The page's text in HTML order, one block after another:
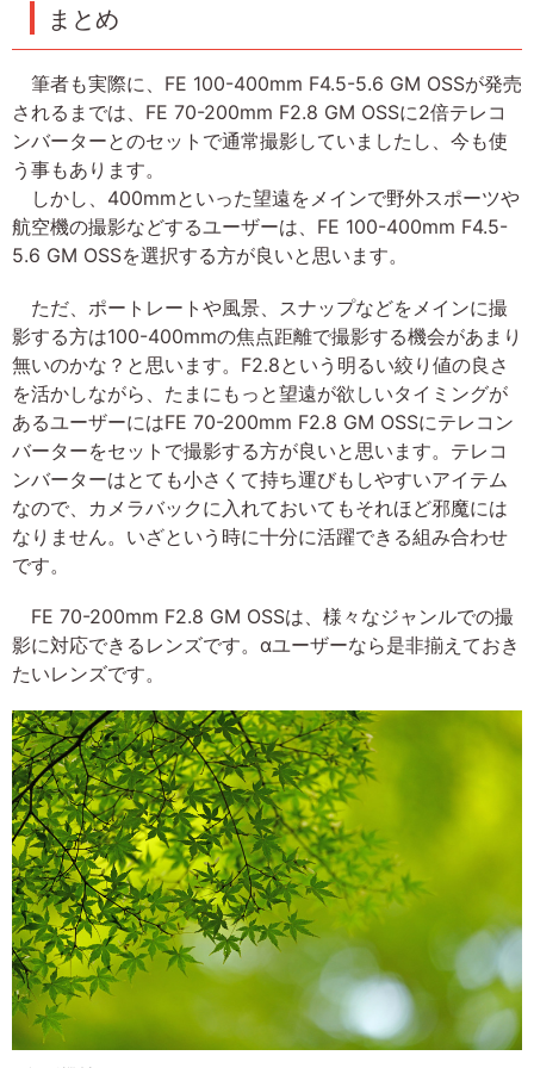
まとめ
筆者も実際に、FE 100-400mm F4.5-5.6 GM OSSが発売
されるまでは、FE 70-200mm F2.8 GM OSSに2倍テレコ
ンバーターとのセットで通常撮影していましたし、今も使
う事もあります。
しかし、400mmといった望遠をメインで野外スポーツや
航空機の撮影などするユーザーは、FE 100-400mm F4.5-
5.6 GM OSSを選択する方が良いと思います。
ただ、ポートレートや風景、スナップなどをメインに撮
影する方は100-400mmの焦点距離で撮影する機会があまり
無いのかな？と思います。F2.8という明るい絞り値の良さ
を活かしながら、たまにもっと望遠が欲しいタイミングが
あるユーザーにはFE 70-200mm F2.8 GM OSSにテレコン
バーターをセットで撮影する方が良いと思います。テレコ
ンバーターはとても小さくて持ち運びもしやすいアイテム
なので、カメラバックに入れておいてもそれほど邪魔には
なりません。いざという時に十分に活躍できる組み合わせ
です。
FE 70-200mm F2.8 GM OSSは、様々なジャンルでの撮
影に対応できるレンズです。αユーザーなら是非揃えておき
たいレンズです。